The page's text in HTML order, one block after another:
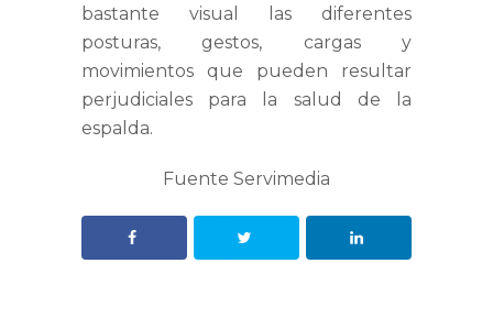
bastante visual las diferentes
posturas, gestos, cargas y
movimientos que pueden resultar
perjudiciales para la salud de la
espalda.
Fuente Servimedia